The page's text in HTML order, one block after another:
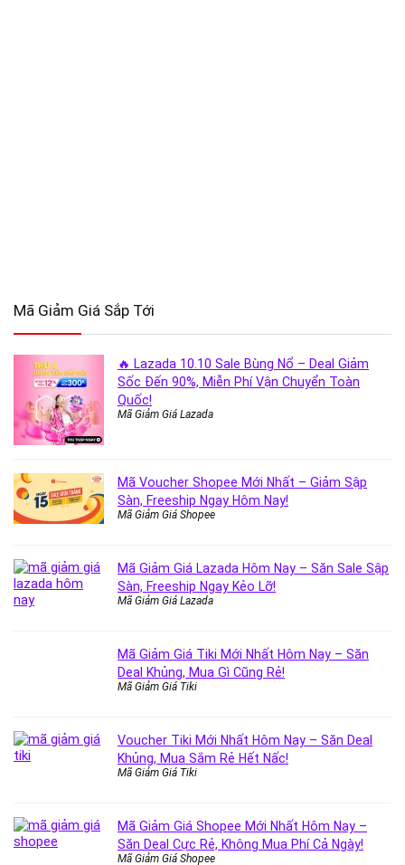
Mã Giảm Giá Sắp Tới
🔥 Lazada 10.10 Sale Bùng Nổ – Deal Giảm
Sốc Đến 90%, Miễn Phí Vận Chuyển Toàn
Quốc!
Mã Giảm Giá Lazada
Mã Voucher Shopee Mới Nhất – Giảm Sập
Sàn, Freeship Ngay Hôm Nay!
Mã Giảm Giá Shopee
Mã Giảm Giá Lazada Hôm Nay – Săn Sale Sập
Sàn, Freeship Ngay Kẻo Lỡ!
Mã Giảm Giá Lazada
Mã Giảm Giá Tiki Mới Nhất Hôm Nay – Săn
Deal Khủng, Mua Gì Cũng Rẻ!
Mã Giảm Giá Tiki
Voucher Tiki Mới Nhất Hôm Nay – Săn Deal
Khủng, Mua Sắm Rẻ Hết Nấc!
Mã Giảm Giá Tiki
Mã Giảm Giá Shopee Mới Nhất Hôm Nay –
Săn Deal Cực Rẻ, Không Mua Phí Cả Ngày!
Mã Giảm Giá Shopee